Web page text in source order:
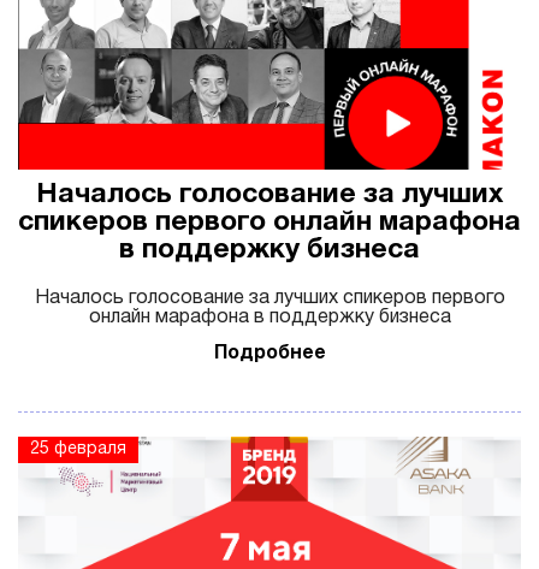
Началось голосование за лучших
спикеров первого онлайн марафона
в поддержку бизнеса
Началось голосование за лучших спикеров первого
онлайн марафона в поддержку бизнеса
Подробнее
25 февраля